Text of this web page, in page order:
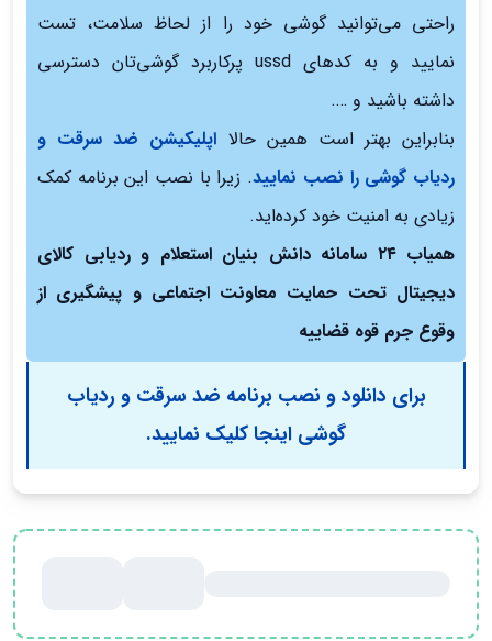
راحتی می‌توانید گوشی خود را از لحاظ سلامت، تست
نمایید و به کدهای ussd پرکاربرد گوشی‌تان دسترسی
داشته باشید و ….
بنابراین بهتر است همین حالا اپلیکیشن ضد سرقت و
ردیاب گوشی را نصب نمایید. زیرا با نصب این برنامه کمک
زیادی به امنیت خود کرده‌اید.
همیاب ۲۴ سامانه دانش بنیان استعلام و ردیابی کالای
دیجیتال تحت حمایت معاونت اجتماعی و پیشگیری از
وقوع جرم قوه قضاییه
برای دانلود و نصب برنامه ضد سرقت و ردیاب
گوشی اینجا کلیک نمایید.